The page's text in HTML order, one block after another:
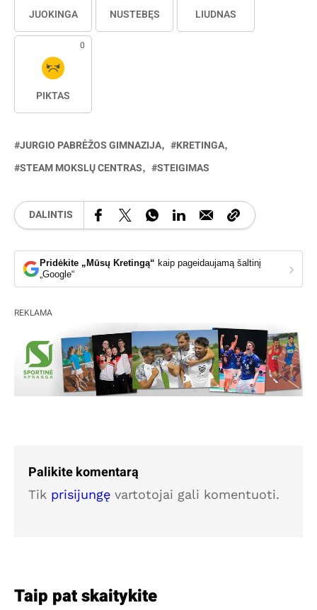
JUOKINGA NUSTEBĘS LIŪDNAS
0
PIKTAS
JURGIO PABRĖŽOS GIMNAZIJA
KRETINGA
STEAM MOKSLŲ CENTRAS
STEIGIMAS
DALINTIS
Pridėkite „Mūsų Kretingą“ kaip pageidaujamą šaltinį
„Google“
›
REKLAMA
Palikite komentarą
Tik prisijungę vartotojai gali komentuoti.
Taip pat skaitykite